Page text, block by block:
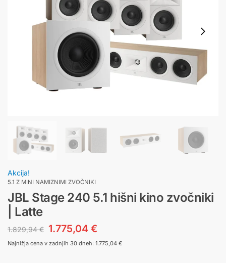
Akcija!
5.1 Z MINI NAMIZNIMI ZVOČNIKI
JBL Stage 240 5.1 hišni kino zvočniki
| Latte
1.829,94€ 1.775,04 €
Najnižja cena v zadnjih 30 dneh: 1.775,04 €